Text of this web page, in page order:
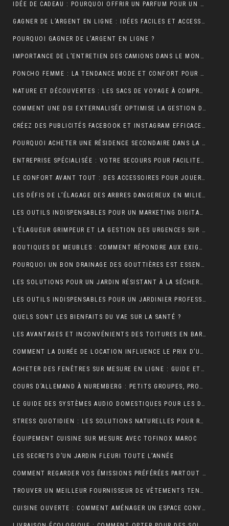
IDÉE DE CADEAU : POURQUOI OFFRIR UN PARFUM POUR UN ANNIVERSAIRE ?
GAGNER DE L’ARGENT EN LIGNE : IDÉES FACILES ET ACCESSIBLES POUR DÉBUTANTS
POURQUOI GAGNER DE L’ARGENT EN LIGNE ?
IMPORTANCE DE L’ENTRETIEN DES CAMIONS DANS LE MONDE DU TRANSPORT ROUTIER
PONCHO FEMME : LA TENDANCE MODE ET CONFORT POUR L’HIVER
NATURE ET DÉCOUVERTES : LES SACS DE VOYAGE À COMPRESSION POUR OPTIMISER CHAQUE AVENTURE
COMMENT UNE DSI EXTERNALISÉE OPTIMISE LA GESTION DE VOTRE SYSTÈME D’INFORMATION ?
CRÉEZ DES PUBLICITÉS FACEBOOK ET INSTAGRAM EFFICACES POUR VOTRE BUSINESS
POURQUOI ACHETER UNE RÉSIDENCE SECONDAIRE DANS LA STATION BALNÉAIRE DE PORTICCIO EN CORSE DU SUD, DANS LE GOLFE D’AJACCIO ?
ENTREPRISE SPÉCIALISÉE : VOTRE SECOURS POUR FACILITER VOTRE DÉMÉNAGEMENT
LE CONFORT AVANT TOUT : DES ACCESSOIRES POUR JOUER PENDANT DES HEURES
LES DÉFIS DE L’ÉLAGAGE DES ARBRES DANGEREUX EN MILIEU RÉSIDENTIEL
LES OUTILS INDISPENSABLES POUR UN MARKETING DIGITAL RÉUSSI
L’ÉLAGUEUR GRIMPEUR ET LA GESTION DES URGENCES SUR LES ARBRES DANGEREUX
BOUTIQUES DE MEUBLES : COMMENT RÉPONDRE AUX EXIGENCES DES CLIENTS POINTILLEUX ?
POURQUOI UN BON DRAINAGE DES GOUTTIÈRES EST ESSENTIEL POUR VOTRE MAISON ?
LES SOLUTIONS POUR UN JARDIN RÉSISTANT À LA SÉCHERESSE
LES OUTILS INDISPENSABLES POUR UN JARDINIER PROFESSIONNEL
QUELS SONT LES BIENFAITS DU VAE SUR LA SANTÉ ?
LES AVANTAGES ET INCONVÉNIENTS DES TOITURES EN BARDEAUX
COMMENT LA DURÉE DE LOCATION INFLUENCE LE PRIX D’UNE BENNE ?
ACHETER DES FENÊTRES SUR MESURE EN LIGNE : GUIDE ET ASTUCES
COURS D’ALLEMAND À NUREMBERG : PETITS GROUPES, PROFESSEURS EXPÉRIMENTÉS, AMBIANCE CONVIVIALE
LE GUIDE DES SYSTÈMES AUDIO DOMESTIQUES POUR LES DÉBUTANTS
STRESS QUOTIDIEN : LES SOLUTIONS NATURELLES POUR RETROUVER VITALITÉ ET BIEN-ÊTRE
ÉQUIPEMENT CUISINE SUR MESURE AVEC TOFINOX MAROC
LES SECRETS D’UN JARDIN FLEURI TOUTE L’ANNÉE
COMMENT REGARDER VOS ÉMISSIONS PRÉFÉRÉES PARTOUT EN FRANCE ?
TROUVER UN MEILLEUR FOURNISSEUR DE VÊTEMENTS TENDANCES POUR VOTRE BOUTIQUE
CUISINE OUVERTE : COMMENT AMÉNAGER UN ESPACE CONVIVIAL ET FONCTIONNEL ?